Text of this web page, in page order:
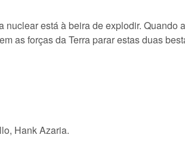
está à beira de explodir. Quando
as forças da Terra parar estas duas
Hank Azaria.